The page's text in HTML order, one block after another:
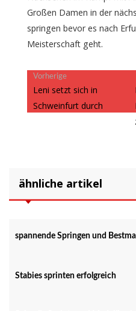
Großen Damen in der
springen bevor es nach
Meisterschaft geht.
VorherigeVorheriger
Beitrag:
Leni setzt sich in
Schweinfurt durch
ähnliche artikel
spannende Springen und
Stabies sprinten erfolgreich